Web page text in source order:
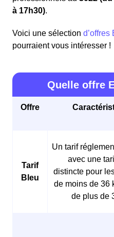
à 17h30).
Voici une sélection
pourraient vous intéresser !
Quelle offre
Offre
Tarif
Bleu
Un tarif
avec une
distincte pour
de moins de 36
de plus de